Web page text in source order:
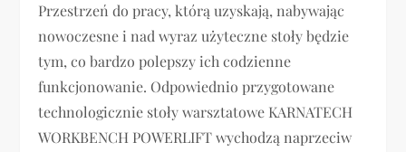
Przestrzeń do pracy, którą uzyskają, nabywając
nowoczesne i nad wyraz użyteczne stoły będzie
tym, co bardzo polepszy ich codzienne
funkcjonowanie. Odpowiednio przygotowane
technologicznie stoły warsztatowe KARNATECH
WORKBENCH POWERLIFT wychodzą naprzeciw